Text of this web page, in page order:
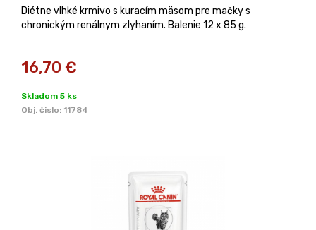
Diétne vlhké krmivo s kuracím mäsom pre mačky s
chronickým renálnym zlyhaním. Balenie 12 x 85 g.
16,70 €
Skladom 5 ks
Obj. čislo: 11784